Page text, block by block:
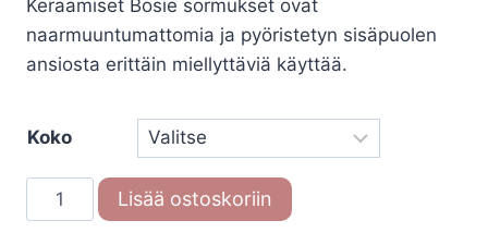
Keraamiset Bosie sormukset ovat
naarmuuntumattomia ja pyöristetyn sisäpuolen
ansiosta erittäin miellyttäviä käyttää.
Koko
Bosie
sormus
Lisää ostoskoriin